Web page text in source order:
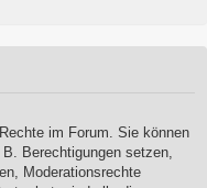
im Forum. Sie können
Berechtigungen setzen,
Moderationsrechte